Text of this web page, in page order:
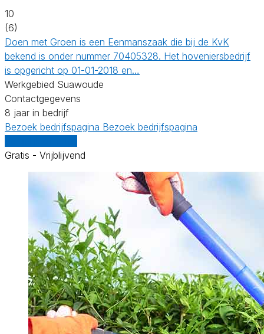
10
(6)
Doen met Groen is een Eenmanszaak die bij de KvK
bekend is onder nummer 70405328. Het hoveniersbedrijf
is opgericht op 01-01-2018 en…
Werkgebied Suawoude
Contactgegevens
8 jaar in bedrijf
Bezoek bedrijfspagina Bezoek bedrijfspagina
Gratis - Vrijblijvend